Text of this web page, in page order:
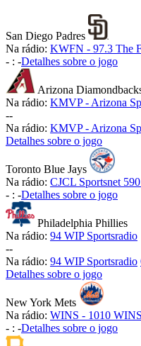
San Diego Padres
Na rádio: KWFN - 97.3 The
- : -Detalhes sobre o jogo
Arizona
Na rádio: KMVP - Arizona
--
Na rádio: KMVP - Arizona
Detalhes sobre o jogo
Toronto Blue Jays
Na rádio: CJCL Sportsnet
- : -Detalhes sobre o jogo
Philadelphia Phillies
Na rádio: 94 WIP Sportsradio
--
Na rádio: 94 WIP Sportsradio
Detalhes sobre o jogo
New York Mets
Na rádio: WINS - 1010
- : -Detalhes sobre o jogo